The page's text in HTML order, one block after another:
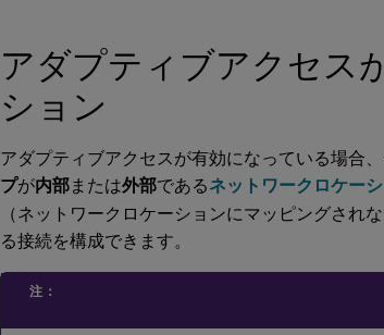
アダプティブアクセス
ション
アダプティブアクセスが有効になっている場合
プが内部または外部であるネットワークロケー
（ネットワークロケーションにマッピングされ
る接続を構成できます。
注：